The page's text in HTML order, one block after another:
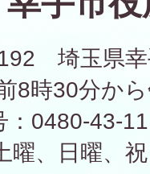
埼玉県幸
8時30分か
：0480-43-
曜、日曜、